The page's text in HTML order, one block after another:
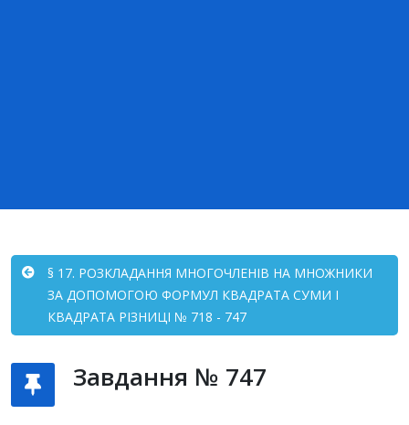
§ 17. РОЗКЛАДАННЯ МНОГОЧЛЕНІВ НА МНОЖНИКИ
ЗА ДОПОМОГОЮ ФОРМУЛ КВАДРАТА СУМИ І
КВАДРАТА РІЗНИЦІ № 718 - 747
Завдання № 747